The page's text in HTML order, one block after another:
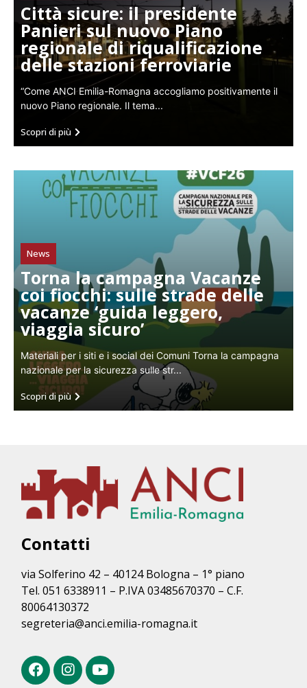
Città sicure: il presidente
Panieri sul nuovo Piano
regionale di riqualificazione
delle stazioni ferroviarie
“Come ANCI Emilia-Romagna accogliamo positivamente il
nuovo Piano regionale. Il tema...
Scopri di più
News
Torna la campagna Vacanze
coi fiocchi: sulle strade delle
vacanze ‘guida leggero,
viaggia sicuro’
Materiali per i siti e i social dei Comuni Torna la campagna
nazionale per la sicurezza sulle str...
Scopri di più
Contatti
via Solferino 42 – 40124 Bologna – 1° piano
Tel. 051 6338911 – P.IVA 03485670370 – C.F.
80064130372
segreteria@anci.emilia-romagna.it